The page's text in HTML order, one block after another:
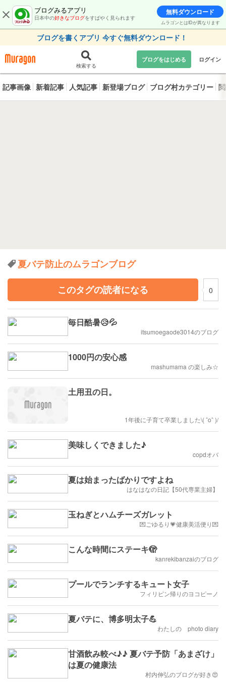
ブログみるアプリ
日本中の好きなブログをすばやく見られます
無料ダウンロード
ムラゴンとはIDが異なります
ブログを書くアプリ 今すぐ無料ダウンロード！
検索する
ブログをはじめる ログイン
記事画像 新着記事 人気記事 新登場ブログ ブログ村カテゴリー
夏バテ防止のムラゴンブログ
このタグの読者になる
0
毎日酷暑😥💦
itsumoegaode3014のブログ
1000円の安心感
mashumama の楽しみ☆
土用丑の日。
1年後に子育て卒業しました\( ˆoˆ )/
美味しくできました♪
copdオバ
夏は始まったばかりですよね
はなはなの日記【50代専業主婦】
玉ねぎとハムチーズガレット
💌ごゆるり💗健康美活便り💌
こんな時間にステーキ🫣
kanrekibanzaiのブログ
プールでランチするキュート女子
フィリピン帰りのヨコピーノ
夏バテに、博多明太子💪
わたしの photo diary
甘酒飲み較べ♪♪ 夏バテ予防「あまざけ」
は夏の健康法
村内伸弘のブログが好き😍